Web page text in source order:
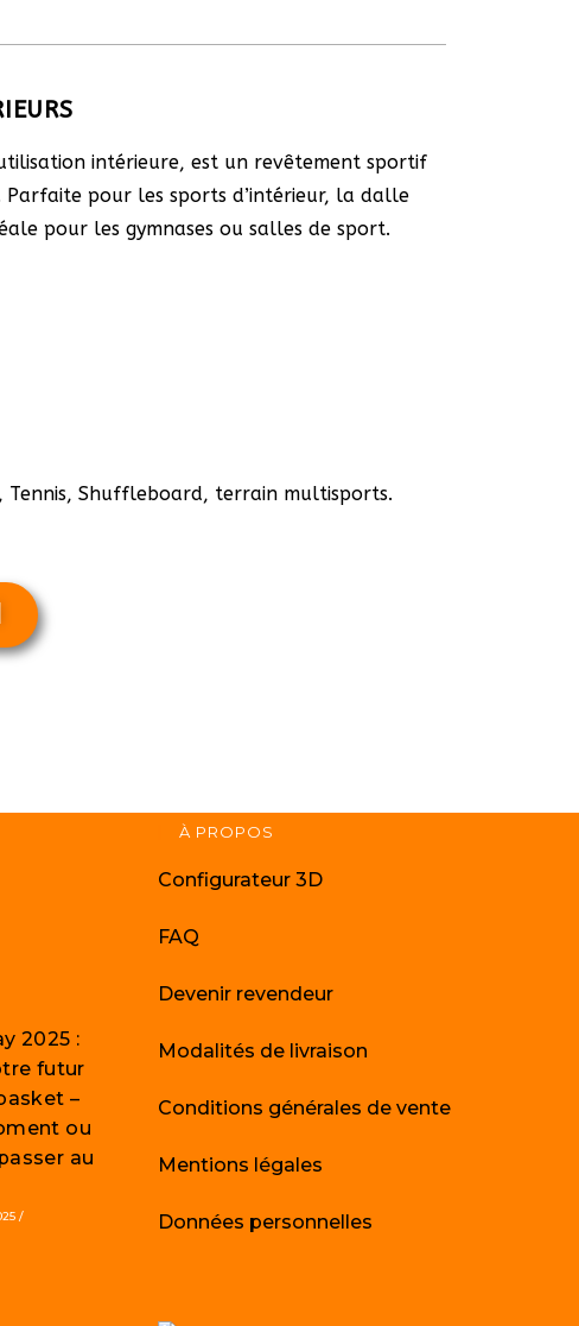
intérieure, est un revêtement sportif
pour les sports d’intérieur, la dalle
pour les gymnases ou salles de sport.
Shuffleboard, terrain multisports.
2025 :
futur
–
ou
au
/
À PROPOS
Configurateur 3D
FAQ
Devenir revendeur
Modalités de livraison
Conditions générales de vente
Mentions légales
Données personnelles